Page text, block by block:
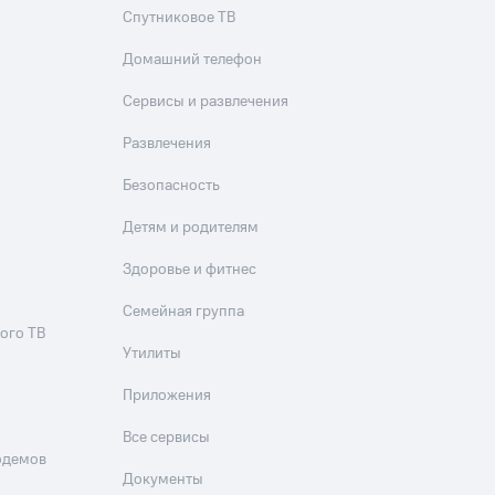
Приложения от МТС
Приложения
Финансы
оператораОплата
Интернет-магазин
ТВ
Спутниковое ТВ
Домашний телефон
Сервисы и развлечения
Развлечения
Безопасность
Детям и родителям
Здоровье и фитнес
Семейная группа
Утилиты
Приложения
Все сервисы
Документы